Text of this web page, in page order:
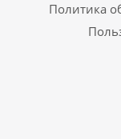
Политика